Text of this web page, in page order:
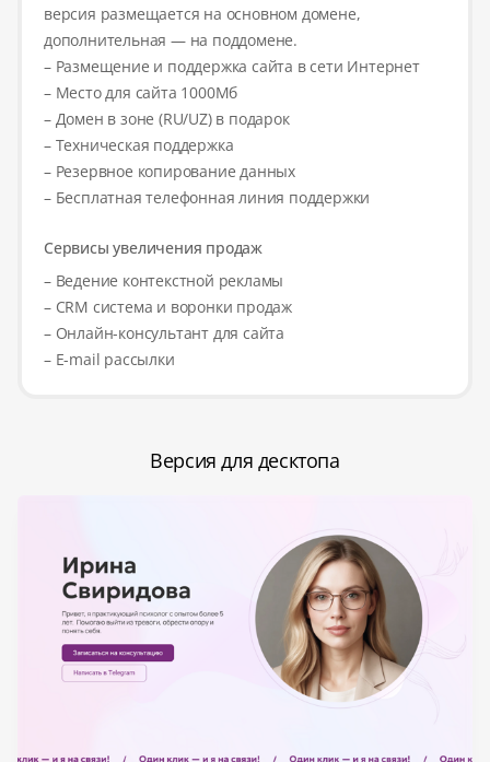
версия размещается на основном домене,
дополнительная — на поддомене.
– Размещение и поддержка сайта в сети Интернет
– Место для сайта 1000Мб
– Домен в зоне (RU/UZ) в подарок
– Техническая поддержка
– Резервное копирование данных
– Бесплатная телефонная линия поддержки
Сервисы увеличения продаж
– Ведение контекстной рекламы
– CRM система и воронки продаж
– Онлайн-консультант для сайта
– E-mail рассылки
Версия для десктопа